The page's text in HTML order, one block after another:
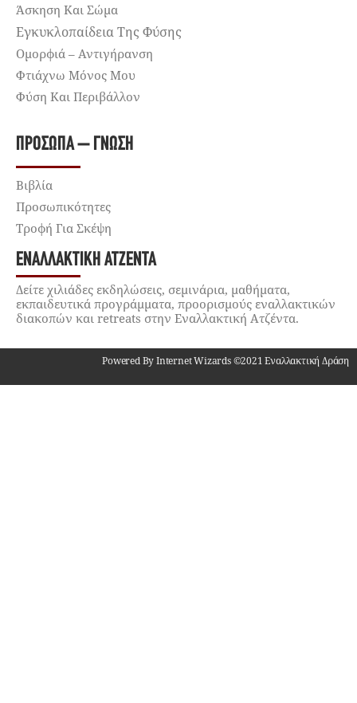
Άσκηση Και Σώμα
Εγκυκλοπαίδεια Της Φύσης
Ομορφιά – Αντιγήρανση
Φτιάχνω Μόνος Μου
Φύση Και Περιβάλλον
ΠΡΌΣΩΠΑ – ΓΝΏΣΗ
Βιβλία
Προσωπικότητες
Τροφή Για Σκέψη
ΕΝΑΛΛΑΚΤΙΚΉ ΑΤΖΈΝΤΑ
Δείτε χιλιάδες εκδηλώσεις, σεμινάρια, μαθήματα,
εκπαιδευτικά προγράμματα, προορισμούς εναλλακτικών
διακοπών και retreats στην Εναλλακτική Ατζέντα.
Powered By Internet Wizards ©2021 Εναλλακτική Δράση